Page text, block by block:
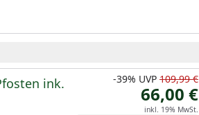
ink.
-39% UVP 109,99 €
66,00 €
inkl. 19% MwSt.